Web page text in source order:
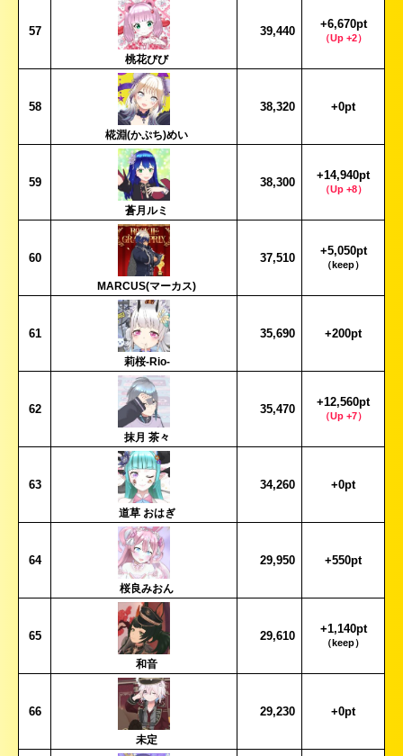
57
桃花びび
39,440
+6,670pt
（Up +2）
58
椛淵(かぷち)めい
38,320 +0pt
59
蒼月ルミ
38,300
+14,940pt
（Up +8）
60
MARCUS(マーカス)
37,510
+5,050pt
（keep）
61
莉桜-Rio-
35,690 +200pt
62
抹月 茶々
35,470
+12,560pt
（Up +7）
63
道草 おはぎ
34,260 +0pt
64
桜良みおん
29,950 +550pt
65
和音
29,610
+1,140pt
（keep）
66
未定
29,230 +0pt